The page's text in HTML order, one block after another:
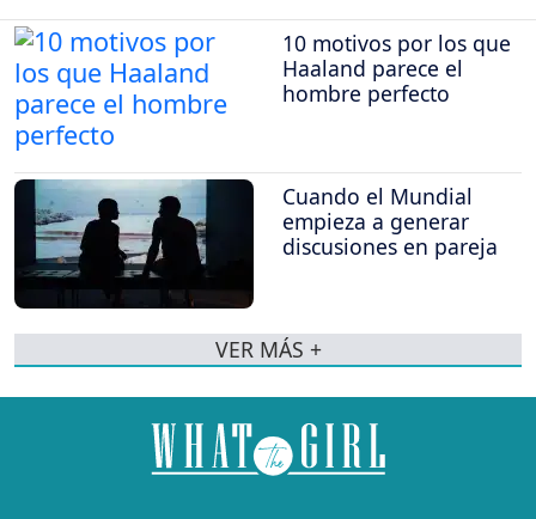
10 motivos por los que
Haaland parece el
hombre perfecto
Cuando el Mundial
empieza a generar
discusiones en pareja
VER MÁS +